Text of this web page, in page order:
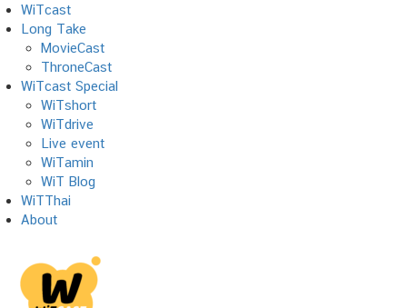
Skip
to
content
WiTcast
Long Take
MovieCast
ThroneCast
WiTcast Special
WiTshort
WiTdrive
Live event
WiTamin
WiT Blog
WiTThai
About